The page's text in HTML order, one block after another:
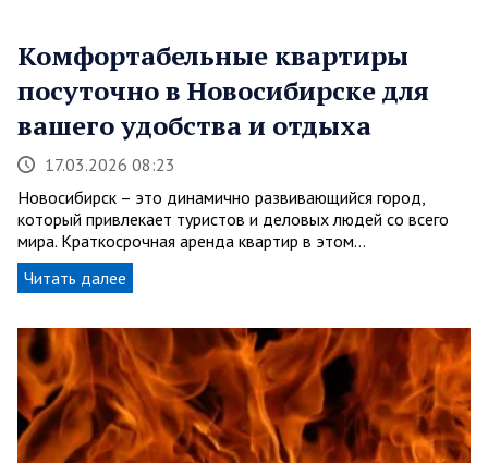
Комфортабельные квартиры
посуточно в Новосибирске для
вашего удобства и отдыха
17.03.2026 08:23
Новосибирск – это динамично развивающийся город,
который привлекает туристов и деловых людей со всего
мира. Краткосрочная аренда квартир в этом…
Читать далее